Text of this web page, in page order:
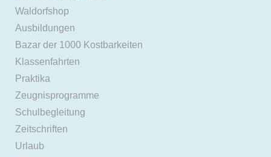
Waldorfshop
Ausbildungen
Bazar der 1000 Kostbarkeiten
Klassenfahrten
Praktika
Zeugnisprogramme
Schulbegleitung
Zeitschriften
Urlaub